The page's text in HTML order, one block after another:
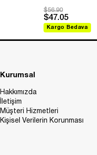
$56.90
$47.05
Kargo Bedava
Kurumsal
Hakkımızda
İletişim
Müşteri Hizmetleri
Kişisel Verilerin Korunması